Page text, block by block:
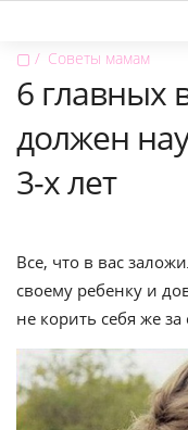
▢ Советы мамам
6 главных
должен
3-х лет
Все, что в вас
своему ребенку и
не корить себя же